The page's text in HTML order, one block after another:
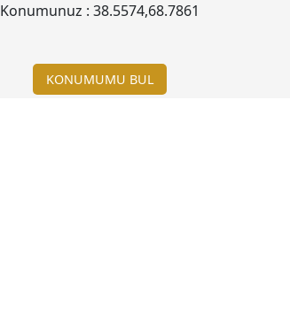
Konumunuz :38.5574,68.7861
KONUMUMU BUL